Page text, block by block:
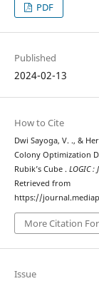
PDF
Published
2024-02-13
How to Cite
Dwi Sayoga, V. ., &
Colony Optimization
Rubik’s Cube . LOGIC :
Retrieved from
https://
More Citation
Issue